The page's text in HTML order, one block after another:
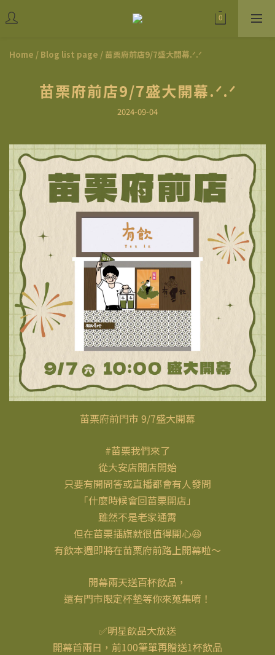
Home / Blog list page / 苗栗府前店9/7盛大開幕.ᐟ.ᐟ
苗栗府前店9/7盛大開幕.ᐟ.ᐟ
2024-09-04
苗栗府前門市 9/7盛大開幕
#苗栗我們來了
從大安店開店開始
只要有開問答或直播都會有人發問
「什麼時候會回苗栗開店」
雖然不是老家通霄
但在苗栗插旗就很值得開心😆
有飲本週即將在苗栗府前路上開幕啦～
開幕兩天送百杯飲品，
還有門市限定杯墊等你來蒐集唷！
✅明星飲品大放送
開幕首兩日，前100筆單再贈送1杯飲品